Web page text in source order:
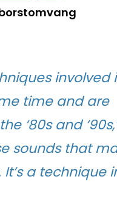
involved
time and are
‘80s and
sounds that
a technique